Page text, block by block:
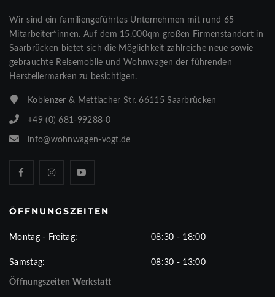
Wir sind ein familiengeführtes Unternehmen mit rund 65
Mitarbeiter*innen. Auf dem 15.000qm großen Firmenstandort in
Saarbrücken bietet sich die Möglichkeit zahlreiche neue sowie
gebrauchte Reisemobile und Wohnwagen der führenden
Herstellermarken zu besichtigen.
Koblenzer & Mettlacher Str. 66115 Saarbrücken
+49 (0) 681-99288-0
info@wohnwagen-vogt.de
ÖFFNUNGSZEITEN
Montag - Freitag: 08:30 - 18:00
Samstag: 08:30 - 13:00
Öffnungszeiten Werkstatt